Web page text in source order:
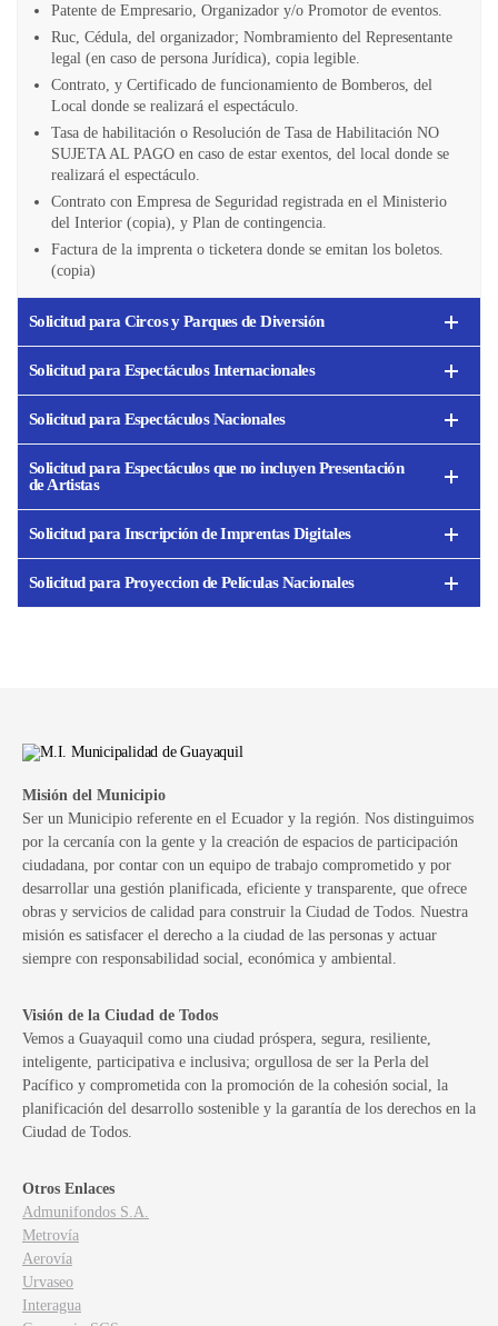
Patente de Empresario, Organizador y/o Promotor de eventos.
Ruc, Cédula, del organizador; Nombramiento del Representante
legal (en caso de persona Jurídica), copia legible.
Contrato, y Certificado de funcionamiento de Bomberos, del
Local donde se realizará el espectáculo.
Tasa de habilitación o Resolución de Tasa de Habilitación NO
SUJETA AL PAGO en caso de estar exentos, del local donde se
realizará el espectáculo.
Contrato con Empresa de Seguridad registrada en el Ministerio
del Interior (copia), y Plan de contingencia.
Factura de la imprenta o ticketera donde se emitan los boletos.
(copia)
Solicitud para Circos y Parques de Diversión
Solicitud para Espectáculos Internacionales
Solicitud para Espectáculos Nacionales
Solicitud para Espectáculos que no incluyen Presentación
de Artistas
Solicitud para Inscripción de Imprentas Digitales
Solicitud para Proyeccion de Películas Nacionales
Misión del Municipio
Ser un Municipio referente en el Ecuador y la región. Nos distinguimos
por la cercanía con la gente y la creación de espacios de participación
ciudadana, por contar con un equipo de trabajo comprometido y por
desarrollar una gestión planificada, eficiente y transparente, que ofrece
obras y servicios de calidad para construir la Ciudad de Todos. Nuestra
misión es satisfacer el derecho a la ciudad de las personas y actuar
siempre con responsabilidad social, económica y ambiental.
Visión de la Ciudad de Todos
Vemos a Guayaquil como una ciudad próspera, segura, resiliente,
inteligente, participativa e inclusiva; orgullosa de ser la Perla del
Pacífico y comprometida con la promoción de la cohesión social, la
planificación del desarrollo sostenible y la garantía de los derechos en la
Ciudad de Todos.
Otros Enlaces
Admunifondos S.A.
Metrovía
Aerovía
Urvaseo
Interagua